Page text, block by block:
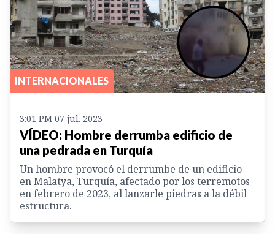
INTERNACIONALES
3:01 PM 07 jul. 2023
VÍDEO: Hombre derrumba edificio de
una pedrada en Turquía
Un hombre provocó el derrumbe de un edificio
en Malatya, Turquía, afectado por los terremotos
en febrero de 2023, al lanzarle piedras a la débil
estructura.